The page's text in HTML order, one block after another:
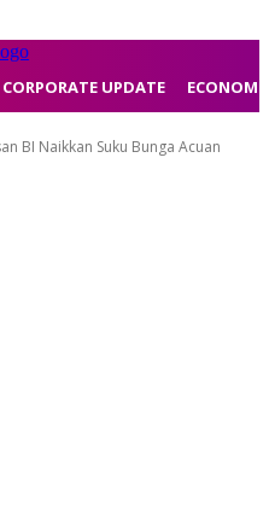
CORPORATE UPDATE
BI Naikkan Suku Bunga Acuan